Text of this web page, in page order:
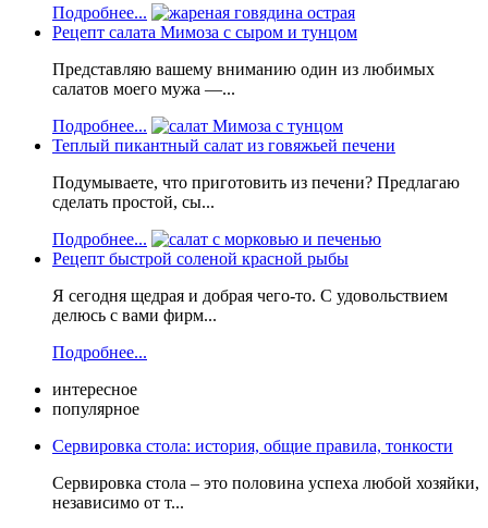
Подробнее...
Рецепт салата Мимоза с сыром и тунцом
Представляю вашему вниманию один из любимых
салатов моего мужа —...
Подробнее...
Теплый пикантный салат из говяжьей печени
Подумываете, что приготовить из печени? Предлагаю
сделать простой, сы...
Подробнее...
Рецепт быстрой соленой красной рыбы
Я сегодня щедрая и добрая чего-то. С удовольствием
делюсь с вами фирм...
Подробнее...
интересное
популярное
Сервировка стола: история, общие правила, тонкости
Сервировка стола – это половина успеха любой хозяйки,
независимо от т...